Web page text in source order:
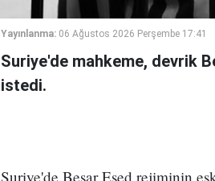
Yayınlanma: 06 Ağustos 2026 Perşembe 17:41
Suriye'de mahkeme, devrik
istedi.
Suriye'de Beşar Esed rejiminin